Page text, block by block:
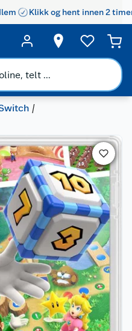
Klikk og hent innen 2